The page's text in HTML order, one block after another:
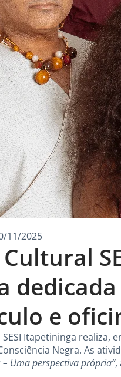
e
11/2025
Itapetininga realiza,
Negra. As
– Uma perspectiva própria”,